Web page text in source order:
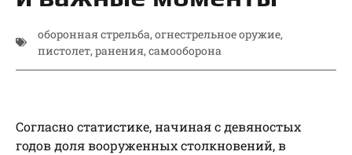
оборонная стрельба, огнестрельное оружие,
пистолет, ранения, самооборона
Согласно статистике, начиная с девяностых
годов доля вооруженных столкновений, в